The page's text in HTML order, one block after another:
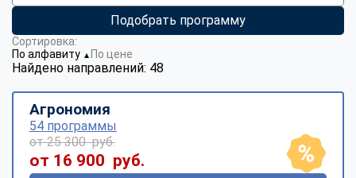
Подобрать программу
Найдено направлений: 48
Сортировка:
По алфавиту ▼ По цене
Агрономия
54 программы
от 25 300 руб.
от 16 900 руб.